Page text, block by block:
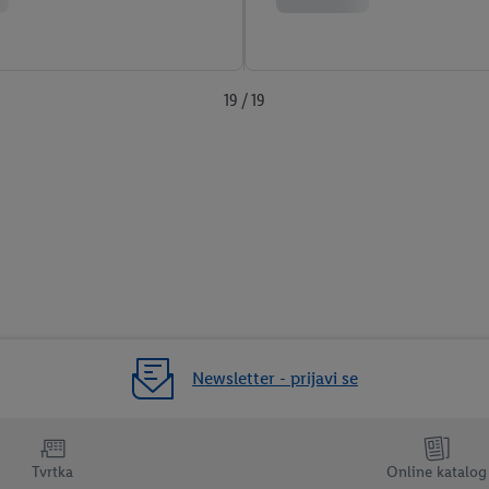
19 / 19
Newsletter - prijavi se
Tvrtka Online katalog